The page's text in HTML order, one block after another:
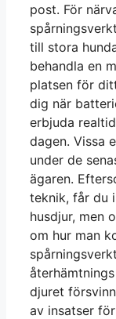
post. För
till stora
behandla en
platsen för
dig när
erbjuda
dagen. Vissa
under de
ägaren.
teknik, får du
husdjur, men
om hur man
djuret
av insatser